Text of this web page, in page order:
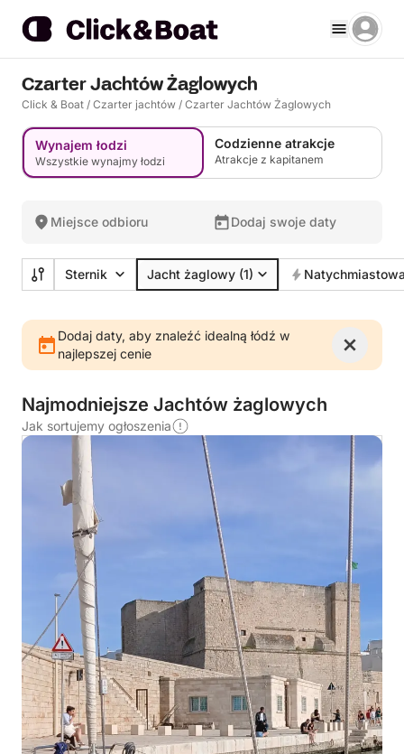
Czarter Jachtów Żaglowych
Click & Boat / Czarter jachtów / Czarter Jachtów Żaglowych
Wynajem łodzi
Wszystkie wynajmy łodzi
Codzienne atrakcje
Atrakcje z kapitanem
Miejsce odbioru Dodaj swoje daty
Sternik Jacht żaglowy (1)
Dodaj daty, aby znaleźć idealną łódź w
najlepszej cenie
Najmodniejsze Jachtów żaglowych
Jak sortujemy ogłoszenia